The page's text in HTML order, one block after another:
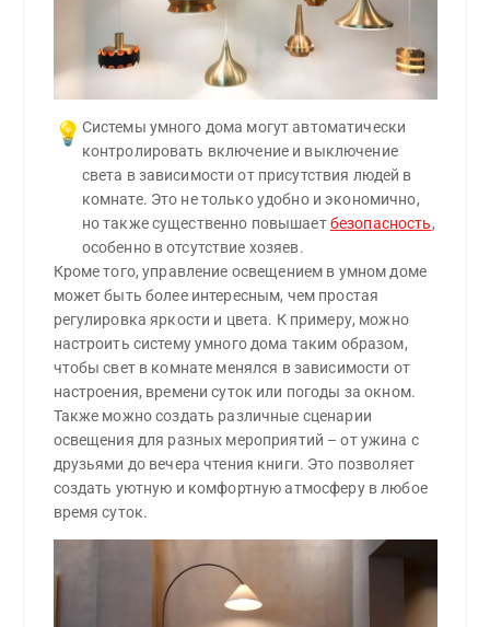
💡 Системы умного дома могут автоматически
контролировать включение и выключение
света в зависимости от присутствия людей в
комнате. Это не только удобно и экономично,
но также существенно повышает безопасность,
особенно в отсутствие хозяев.
Кроме того, управление освещением в умном доме
может быть более интересным, чем простая
регулировка яркости и цвета. К примеру, можно
настроить систему умного дома таким образом,
чтобы свет в комнате менялся в зависимости от
настроения, времени суток или погоды за окном.
Также можно создать различные сценарии
освещения для разных мероприятий – от ужина с
друзьями до вечера чтения книги. Это позволяет
создать уютную и комфортную атмосферу в любое
время суток.